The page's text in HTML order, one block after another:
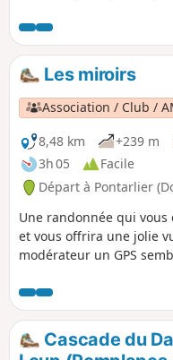
Pas de grosses
passages en descente
si l'on passe après la
glissade. Les bâtons ne
raison pour laquelle j'ai
difficulté moyenne Cet
partie, l'itinéraire des
présent sur le site.
Les miroirs
Association / Club /
8,48 km
+239 m
3h 05
Facile
Départ à Pontarlier
Une randonnée qui
et vous offrira une jolie
modérateur un GPS semble utile pour suivre cette
Cascade du